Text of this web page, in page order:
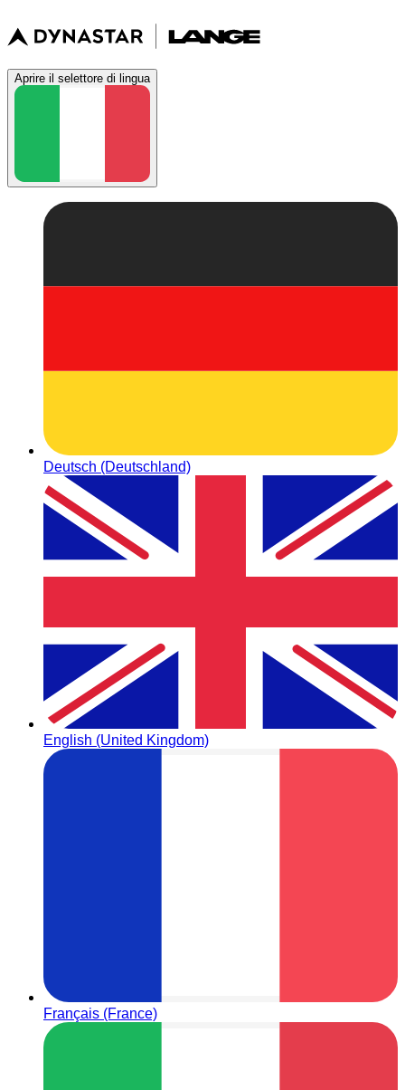
Aprire il selettore di lingua
Deutsch (Deutschland)
English (United Kingdom)
Français (France)